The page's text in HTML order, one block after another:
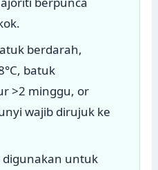
berdarah,
batuk
>2 minggu, or
wajib dirujuk ke
digunakan untuk